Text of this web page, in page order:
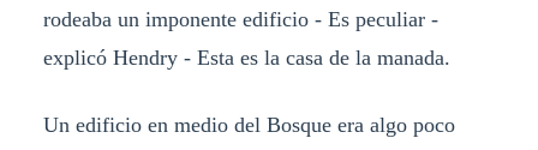
rodeaba un imponente edificio - Es peculiar -
explicó Hendry - Esta es la casa de la manada.
Un edificio en medio del Bosque era algo poco